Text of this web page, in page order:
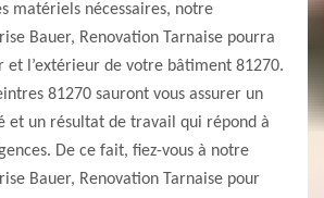
matériels nécessaires, notre
Bauer, Renovation Tarnaise pourra
et l’extérieur de votre bâtiment 81270.
81270 sauront vous assurer un
et un résultat de travail qui répond à
De ce fait, fiez-vous à notre
Bauer, Renovation Tarnaise pour